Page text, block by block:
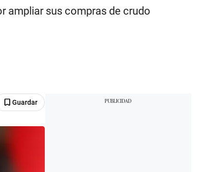
ampliar sus compras de crudo
Guardar